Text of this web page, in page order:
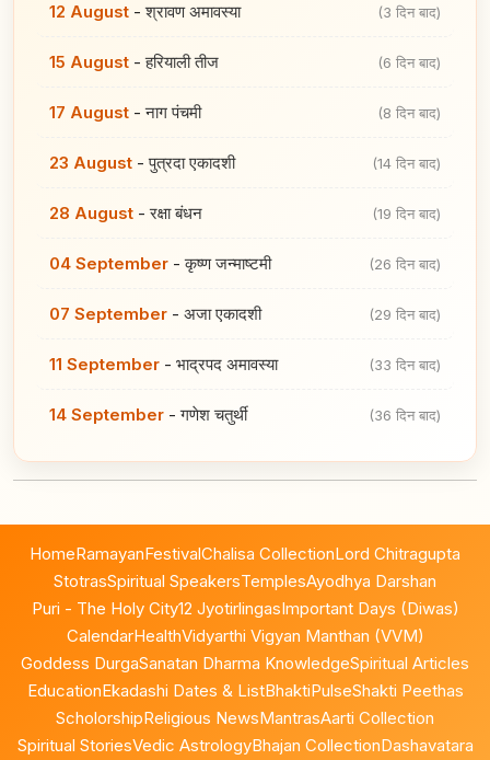
12 August -श्रावण अमावस्या (3 दिन बाद)
15 August -हरियाली तीज (6 दिन बाद)
17 August -नाग पंचमी (8 दिन बाद)
23 August -पुत्रदा एकादशी (14 दिन बाद)
28 August -रक्षा बंधन (19 दिन बाद)
04 September -कृष्ण जन्माष्टमी (26 दिन बाद)
07 September - अजा एकादशी (29 दिन बाद)
11 September - भाद्रपद अमावस्या (33 दिन बाद)
14 September -गणेश चतुर्थी (36 दिन बाद)
HomeRamayanFestivalChalisa CollectionLord Chitragupta
StotrasSpiritual SpeakersTemplesAyodhya Darshan
Puri - The Holy City12 JyotirlingasImportant Days (Diwas)
CalendarHealthVidyarthi Vigyan Manthan (VVM)
Goddess DurgaSanatan Dharma KnowledgeSpiritual Articles
EducationEkadashi Dates & ListBhaktiPulseShakti Peethas
ScholorshipReligious NewsMantrasAarti Collection
Spiritual StoriesVedic AstrologyBhajan CollectionDashavatara